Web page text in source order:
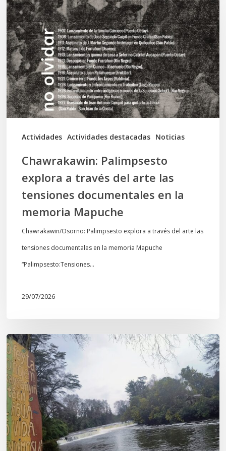
Actividades Actividades destacadas Noticias
explora
a
través
del
arte
las
tensiones
documentales
memoria
Mapuche
Chawrakawin: Palimpsesto
explora a través del arte las
tensiones documentales en la
memoria Mapuche
Chawrakawin/Osorno: Palimpsesto explora a través del arte las
tensiones documentales en la memoria Mapuche
“Palimpsesto:Tensiones…
29/07/2026
En
defensa
del
Salto
Donguil
y
el